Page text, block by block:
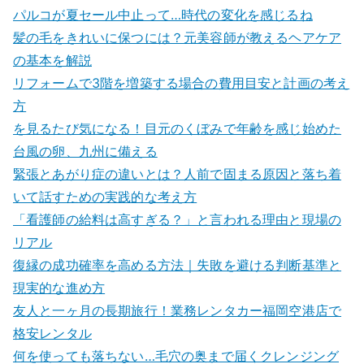
パルコが夏セール中止って…時代の変化を感じるね
髪の毛をきれいに保つには？元美容師が教えるヘアケア
の基本を解説
リフォームで3階を増築する場合の費用目安と計画の考え
方
を見るたび気になる！目元のくぼみで年齢を感じ始めた
台風の卵、九州に備える
緊張とあがり症の違いとは？人前で固まる原因と落ち着
いて話すための実践的な考え方
「看護師の給料は高すぎる？」と言われる理由と現場の
リアル
復縁の成功確率を高める方法｜失敗を避ける判断基準と
現実的な進め方
友人と一ヶ月の長期旅行！業務レンタカー福岡空港店で
格安レンタル
何を使っても落ちない…毛穴の奥まで届くクレンジング